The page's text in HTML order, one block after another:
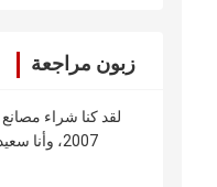
زبون مراجعة
لقد كنا شراء
2007، وأنا